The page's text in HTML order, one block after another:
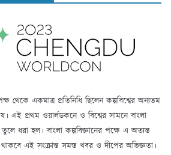
থেকে একমাত্র প্রতিনিধি ছিলেন কল্পবিশ্বের অন্যতম
এই প্রথম ওয়ার্লডকনে ও বিশ্বের সামনে বাংলা
ধরা হল। বাংলা কল্পবিজ্ঞানের পক্ষে এ অত্যন্ত
থাকবে এই সংক্রান্ত সমস্ত খবর ও দীপের অভিজ্ঞতা।